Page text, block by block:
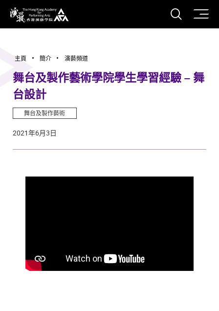
香港演藝學院
打開
主頁 簡介 演藝頻道
舞台及製作藝術學院學生學習經驗 – 舞
台設計
舞台及製作藝術
2021年6月3日